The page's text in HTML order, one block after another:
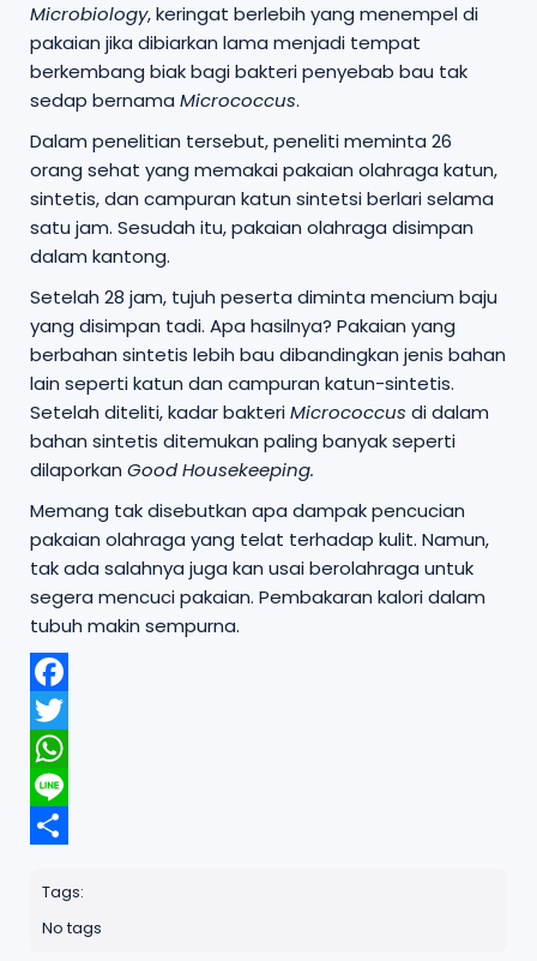
Microbiology, keringat berlebih yang menempel di
pakaian jika dibiarkan lama menjadi tempat
berkembang biak bagi bakteri penyebab bau tak
sedap bernama Micrococcus.
Dalam penelitian tersebut, peneliti meminta 26
orang sehat yang memakai pakaian olahraga katun,
sintetis, dan campuran katun sintetsi berlari selama
satu jam. Sesudah itu, pakaian olahraga disimpan
dalam kantong.
Setelah 28 jam, tujuh peserta diminta mencium baju
yang disimpan tadi. Apa hasilnya? Pakaian yang
berbahan sintetis lebih bau dibandingkan jenis bahan
lain seperti katun dan campuran katun-sintetis.
Setelah diteliti, kadar bakteriMicrococcus di dalam
bahan sintetis ditemukan paling banyak seperti
dilaporkan Good Housekeeping.
Memang tak disebutkan apa dampak pencucian
pakaian olahraga yang telat terhadap kulit. Namun,
tak ada salahnya juga kan usai berolahraga untuk
segera mencuci pakaian. Pembakaran kalori dalam
tubuh makin sempurna.
F
a
c
e
b
o
T
w
t
t
W
h
a
p
L
i
Tags:
No tags